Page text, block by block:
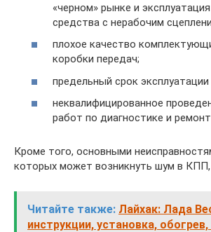
«черном» рынке и
средства с нерабочим
плохое качество
коробки передач;
предельный срок
неквалифицированное
работ по диагностике и
Кроме того, основными
которых может возникнуть шум в КПП,
Читайте также: Лайхак: Лада
инструкции, установка,